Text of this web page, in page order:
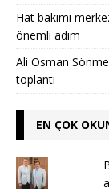
Hat bakımı
önemli adım
Ali Osman
toplantı
EN ÇOK